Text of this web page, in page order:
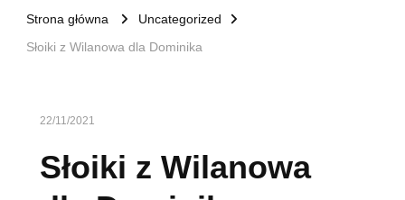
Strona główna
Uncategorized
Słoiki z Wilanowa dla Dominika
22/11/2021
Słoiki z Wilanowa